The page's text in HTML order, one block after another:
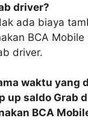
driver?
ada biaya
BCA
driver.
waktu yang
up saldo Grab
BCA